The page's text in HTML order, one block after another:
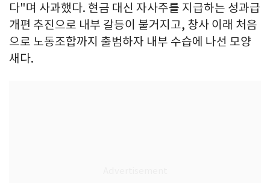
다"며 사과했다. 현금 대신 자사주를 지급하는 성과급
개편 추진으로 내부 갈등이 불거지고, 창사 이래 처음
으로 노동조합까지 출범하자 내부 수습에 나선 모양
새다.